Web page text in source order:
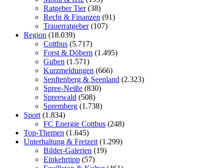
Ratgeber Tier(38)
Recht & Finanzen (91)
Trauerratgeber(107)
Region (18.039)
Cottbus (5.717)
Forst & Döbern (1.495)
Guben (1.571)
Kurzmeldungen (666)
Senftenberg & Seenland (2.323)
Spree-Neiße (830)
Spreewald (508)
Spremberg (1.738)
Sport (1.834)
FC Energie Cottbus (248)
Top-Themen (1.645)
Unterhaltung & Freizeit (1.299)
Bilder-Galerien (19)
Einkehrtipp (57)